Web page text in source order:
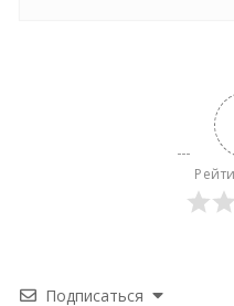
Подписаться